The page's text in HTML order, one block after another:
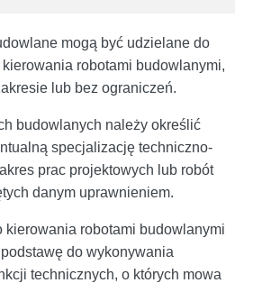
mogą być udzielane do
robotami budowlanymi,
lub bez ograniczeń.
budowlanych należy określić
specjalizację techniczno-
prac projektowych lub robót
danym uprawnieniem.
kierowania robotami budowlanymi
do wykonywania
technicznych, o których mowa